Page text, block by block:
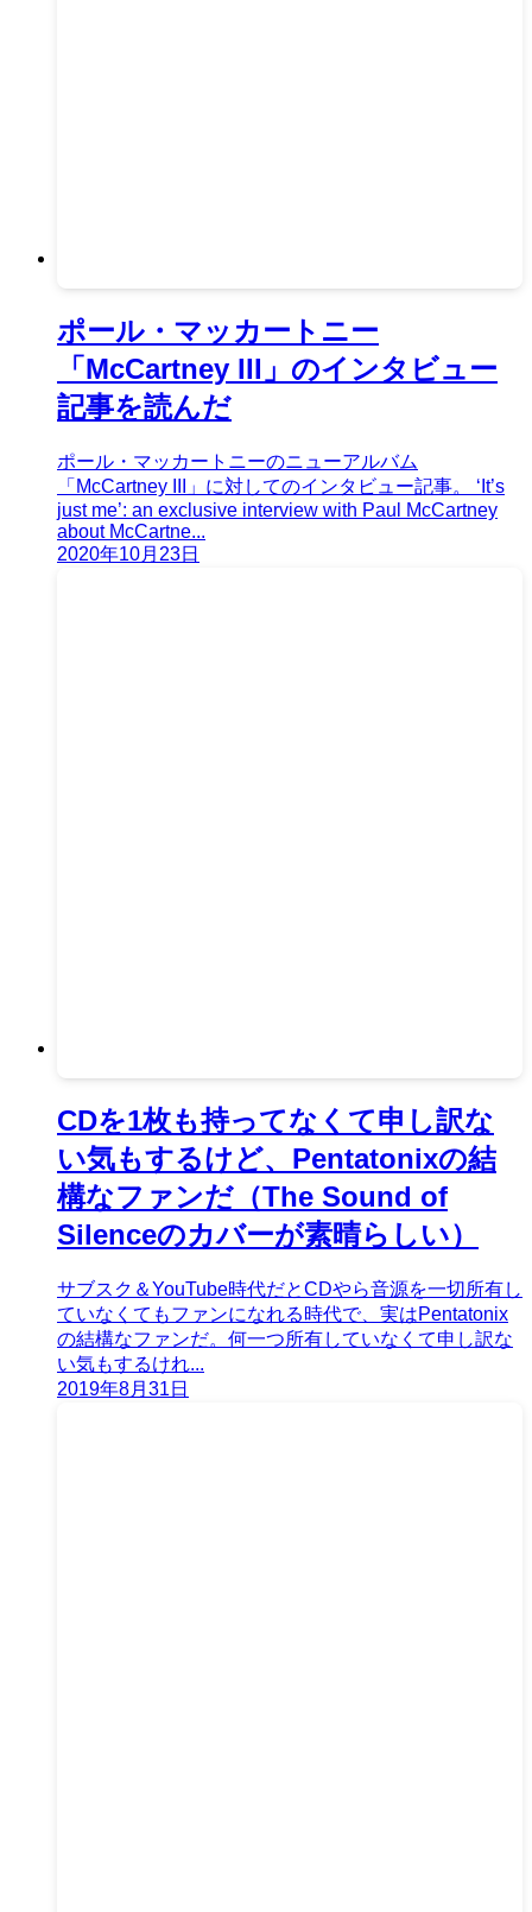
ポール・マッカートニー
「McCartney III」のインタビュー
記事を読んだ
ポール・マッカートニーのニューアルバム
「McCartney III」に対してのインタビュー記事。 ‘It’s
just me’: an exclusive interview with Paul McCartney
about McCartne...
2020年10月23日
CDを1枚も持ってなくて申し訳な
い気もするけど、Pentatonixの結
構なファンだ（The Sound of
Silenceのカバーが素晴らしい）
サブスク＆YouTube時代だとCDやら音源を一切所有し
ていなくてもファンになれる時代で、実はPentatonix
の結構なファンだ。何一つ所有していなくて申し訳な
い気もするけれ...
2019年8月31日